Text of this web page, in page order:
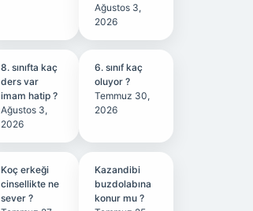
Ağustos 3,
2026
8. sınıfta kaç
ders var
imam hatip ?
Ağustos 3,
2026
6. sınıf kaç
oluyor ?
Temmuz 30,
2026
Koç erkeği
cinsellikte ne
sever ?
Kazandibi
buzdolabına
konur mu ?